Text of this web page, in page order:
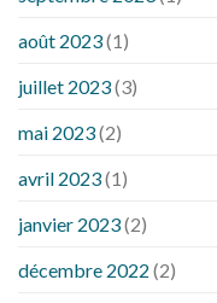
août 2023(1)
juillet 2023(3)
mai 2023(2)
avril 2023(1)
janvier 2023(2)
décembre 2022 (2)